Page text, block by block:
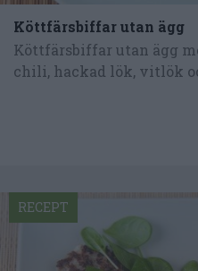
Köttfärsbiffar utan ägg
Köttfärsbiffar utan ägg
chili, hackad lök, vitlök
RECEPT